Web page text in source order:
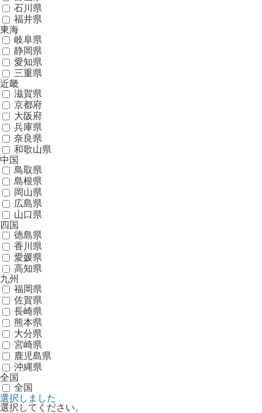
石川県
福井県
東海
岐阜県
静岡県
愛知県
三重県
近畿
滋賀県
京都府
大阪府
兵庫県
奈良県
和歌山県
中国
鳥取県
島根県
岡山県
広島県
山口県
四国
徳島県
香川県
愛媛県
高知県
九州
福岡県
佐賀県
長崎県
熊本県
大分県
宮崎県
鹿児島県
沖縄県
全国
全国
選択しました
選択してください。